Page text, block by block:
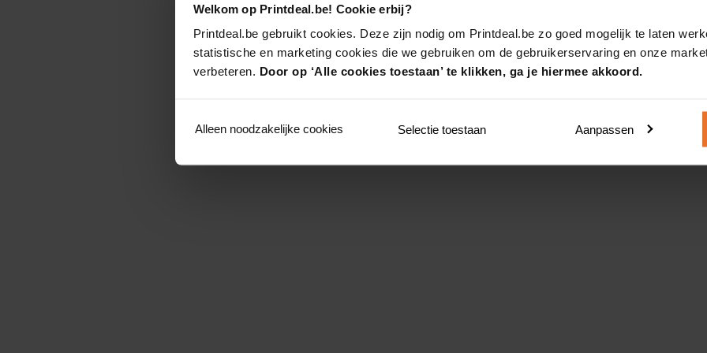
Welkom op Printdeal.be! Cookie erbij?
Printdeal.be gebruikt cookies. Deze zijn nodig om Printdeal.be zo goed mogelijk te laten
statistische en marketing cookies die we gebruiken om de gebruikerservaring en onze
verbeteren. Door op ‘Alle cookies toestaan’ te klikken, ga je hiermee akkoord.
Alleen noodzakelijke cookies Selectie toestaan Aanpassen